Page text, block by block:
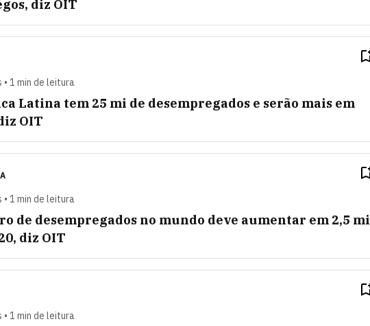
diz OIT
• 1 min de leitura
Latina tem 25 mi de desempregados e serão mais em
OIT
• 1 min de leitura
de desempregados no mundo deve aumentar em 2,5 mi
diz OIT
• 1 min de leitura